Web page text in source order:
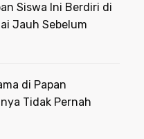
Siswa Ini Berdiri di
Jauh Sebelum
di Papan
Tidak Pernah